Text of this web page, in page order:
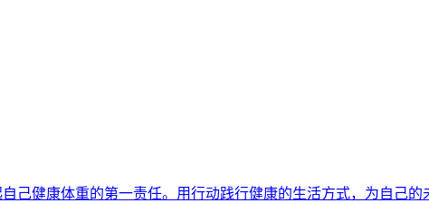
己健康体重的第一责任。用行动践行健康的生活方式，为自己